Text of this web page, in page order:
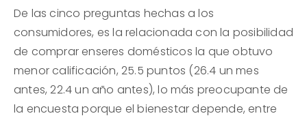
De las cinco preguntas hechas a los
consumidores, es la relacionada con la posibilidad
de comprar enseres domésticos la que obtuvo
menor calificación, 25.5 puntos (26.4 un mes
antes, 22.4 un año antes), lo más preocupante de
la encuesta porque el bienestar depende, entre